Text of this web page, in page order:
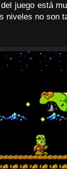
juego está
niveles no son